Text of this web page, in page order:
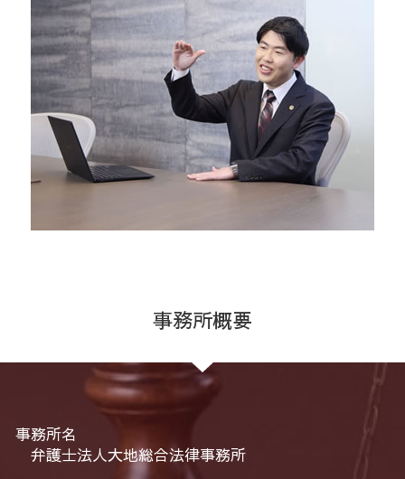
事務所概要
事務所名
弁護士法人大地総合法律事務所